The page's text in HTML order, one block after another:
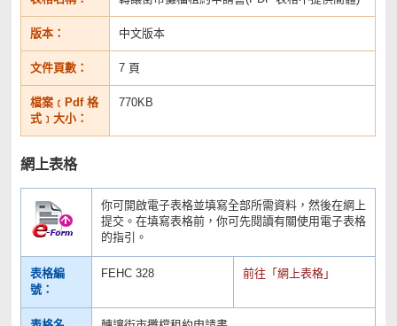
版本： 中文版本
文件頁數： 7 頁
檔案﹝Pdf 格
式﹞大小：
770KB
網上表格
你可開啟電子表格並填寫全部所需資料，然後在網上
提交。在填寫表格前，你可先閱讀有關使用電子表格
的指引。
表格編
號：
FEHC 328 前往「網上表格」